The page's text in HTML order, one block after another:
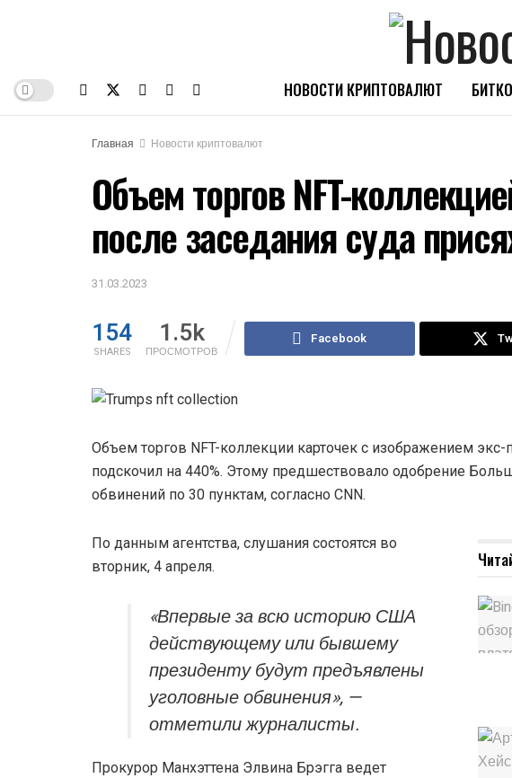
НОВОСТИ КРИПТОВАЛЮТ
Главная
Новости криптовалют
Объем торгов NFT-
после заседания суда
31.03.2023
154
SHARES
1.5k
ПРОСМОТРОВ
Facebook
Объем торгов NFT-коллекции карточек с изображением
подскочил на 440%. Этому предшествовало одобрение
обвинений по 30 пунктам, согласно CNN.
По данным агентства, слушания состоятся во
вторник, 4 апреля.
«Впервые за всю историю США
действующему или бывшему
президенту будут предъявлены
уголовные обвинения», —
отметили журналисты.
Прокурор Манхэттена Элвина Брэгга ведет